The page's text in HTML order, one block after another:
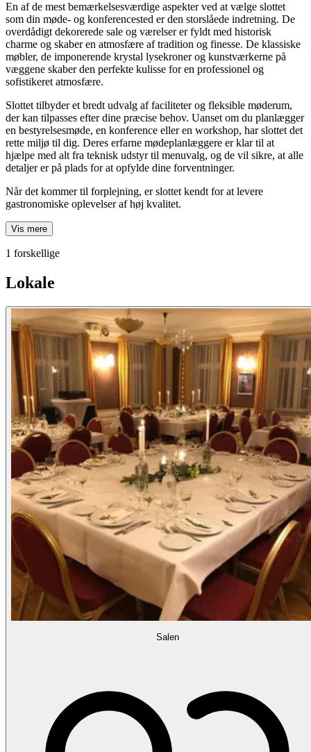
En af de mest bemærkelsesværdige aspekter ved at vælge slottet
som din møde- og konferencested er den storslåede indretning. De
overdådigt dekorerede sale og værelser er fyldt med historisk
charme og skaber en atmosfære af tradition og finesse. De klassiske
møbler, de imponerende krystal lysekroner og kunstværkerne på
væggene skaber den perfekte kulisse for en professionel og
sofistikeret atmosfære.
Slottet tilbyder et bredt udvalg af faciliteter og fleksible møderum,
der kan tilpasses efter dine præcise behov. Uanset om du planlægger
en bestyrelsesmøde, en konference eller en workshop, har slottet det
rette miljø til dig. Deres erfarne mødeplanlæggere er klar til at
hjælpe med alt fra teknisk udstyr til menuvalg, og de vil sikre, at alle
detaljer er på plads for at opfylde dine forventninger.
Når det kommer til forplejning, er slottet kendt for at levere
gastronomiske oplevelser af høj kvalitet.
Vis mere
1 forskellige
Lokale
Salen